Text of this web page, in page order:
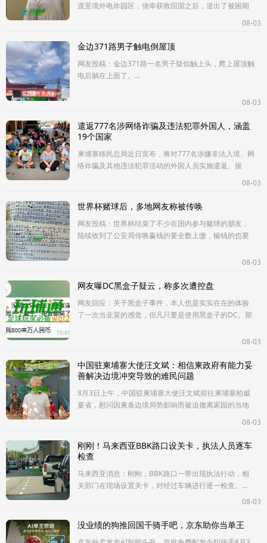
渡至境外电诈园区，侥幸获救回国之后，道出了被困期
08-03
金边371路男子触电倒屋顶
网友投稿：金边371路一名男子疑似触上头，爬上屋顶触
电后躺在上面了。...
08-03
遣返777名涉网络诈骗及违法犯罪外国人，涵盖
19个国家
柬埔寨移民总局近日宣布，将对777名涉嫌非法入境、网
络诈骗及其他违法犯罪活动的外国人员实施遣返。据
08-03
世界杯赌球后，多地网友称被传唤
网友投稿：世界杯结束了不少在国内参与赌球的朋友，
陆续收到了公安局传唤赢钱的要全数上缴，输钱的也要
08-03
网友曝DC黑盒子疑云，称多次遭控盘
网友回应：关于黑盒子事件，本人也是实实在在的体验
了一次当韭菜的感觉，但凡只要是使用黑盒子的DC。那
08-03
中国驻柬埔寨大使汪文斌：相信柬政府有能力妥
善解决边境冲突导致的难民问题
8月3日上午，中国驻柬埔寨大使汪文斌前往柬埔寨柏威
夏省，慰问因柬泰边境局势影响而被迫撤离家园的当地
08-03
刚刚！马来西亚BBK路口设关卡，执法人员逐车
检查
马来西亚消息：刚刚，BBK路口一带出现执法行动，相
关部门在现场设置关卡，对经过车辆进行逐一检查。...
08-03
没业绩的狗推回国干骑手吧，京东助你当单王